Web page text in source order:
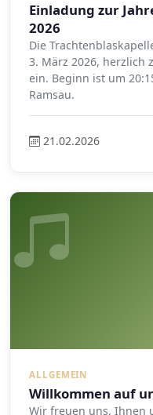
Einladung zur
2026
Die
3. März 2026, herzlich
ein. Beginn ist um
Ramsau.
21.02.2026
ALLGEMEIN
Willkommen auf
Wir freuen uns, Ihnen